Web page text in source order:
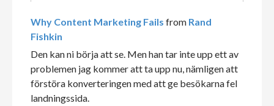
Why Content Marketing Fails from Rand
Fishkin
Den kan ni börja att se. Men han tar inte upp ett av
problemen jag kommer att ta upp nu, nämligen att
förstöra konverteringen med att ge besökarna fel
landningssida.